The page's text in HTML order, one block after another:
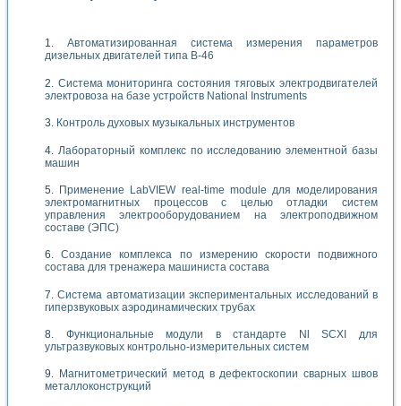
Автоматизированная система измерения параметров
дизельных двигателей типа В-46
Система мониторинга состояния тяговых электродвигателей
электровоза на базе устройств National Instruments
Контроль духовых музыкальных инструментов
Лабораторный комплекс по исследованию элементной базы
машин
Применение LabVIEW real-time module для моделирования
электромагнитных процессов с целью отладки систем
управления электрооборудованием на электроподвижном
составе (ЭПС)
Создание комплекса по измерению скорости подвижного
состава для тренажера машиниста состава
Система автоматизации экспериментальных исследований в
гиперзвуковых аэродинамических трубах
Функциональные модули в стандарте Nl SCXI для
ультразвуковых контрольно-измерительных систем
Магнитометрический метод в дефектоскопии сварных швов
металлоконструкций